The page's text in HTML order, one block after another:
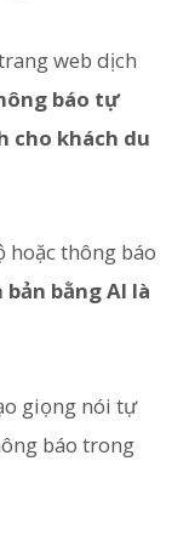
web dịch
báo tự
cho khách du
hoặc thông báo
bằng AI là
giọng nói tự
báo trong